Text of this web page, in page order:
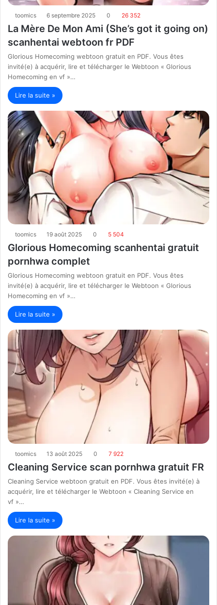
toomics 6 septembre 2025 0 26 352
La Mère De Mon Ami (She’s got it going on)
scanhentai webtoon fr PDF
Glorious Homecoming webtoon gratuit en PDF. Vous êtes
invité(e) à acquérir, lire et télécharger le Webtoon « Glorious
Homecoming en vf »…
Lire la suite »
toomics 19 août 2025 0 5 504
Glorious Homecoming scanhentai gratuit
pornhwa complet
Glorious Homecoming webtoon gratuit en PDF. Vous êtes
invité(e) à acquérir, lire et télécharger le Webtoon « Glorious
Homecoming en vf »…
Lire la suite »
toomics 13 août 2025 0 7 922
Cleaning Service scan pornhwa gratuit FR
Cleaning Service webtoon gratuit en PDF. Vous êtes invité(e) à
acquérir, lire et télécharger le Webtoon « Cleaning Service en
vf »…
Lire la suite »